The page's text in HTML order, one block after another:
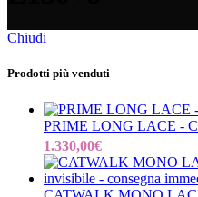
Chiudi
Prodotti più venduti
PRIME LONG LACE -
1.330,00€